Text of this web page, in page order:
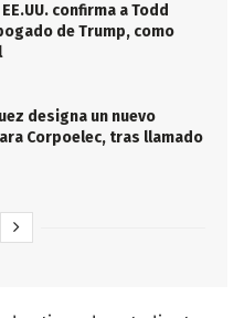
confirma a Todd
de Trump, como
designa un nuevo
Corpoelec, tras llamado